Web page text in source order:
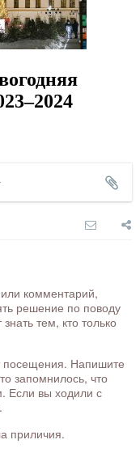
комментарий,
решение по поводу
тем, кто только
посещения. Напишите
запомнилось, что
Если вы ходили с
приличия.